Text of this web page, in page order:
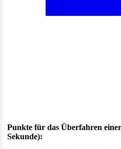
Punkte für das Überfahren
Sekunde):